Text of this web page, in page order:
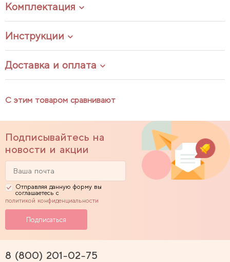
Комплектация
Инструкции
Доставка и оплата
С этим товаром сравнивают
Подписывайтесь на
новости и акции
Отправляя данную форму вы
соглашаетесь с
политикой конфиденциальности
8 (800) 201-02-75